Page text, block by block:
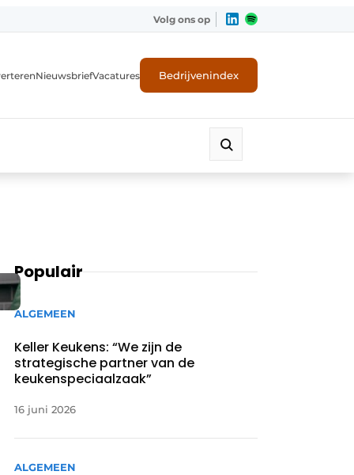
Volg ons op
NieuwsbriefVacatures Bedrijvenindex
Populair
ALGEMEEN
Keller Keukens: “We zijn de
strategische partner van de
keukenspeciaalzaak”
16 juni 2026
ALGEMEEN